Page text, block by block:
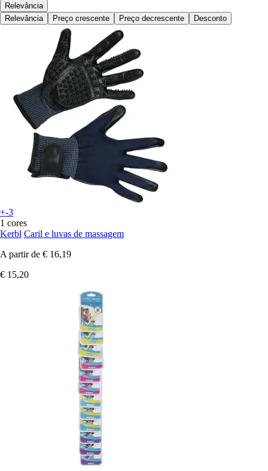
Relevância
Relevância
Preço crescente Preço decrescente Desconto
+-3
1 cores
Kerbl Caril e luvas de massagem
A partir de € 16,19
€ 15,20